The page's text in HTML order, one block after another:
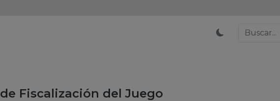
Fiscalización del Juego